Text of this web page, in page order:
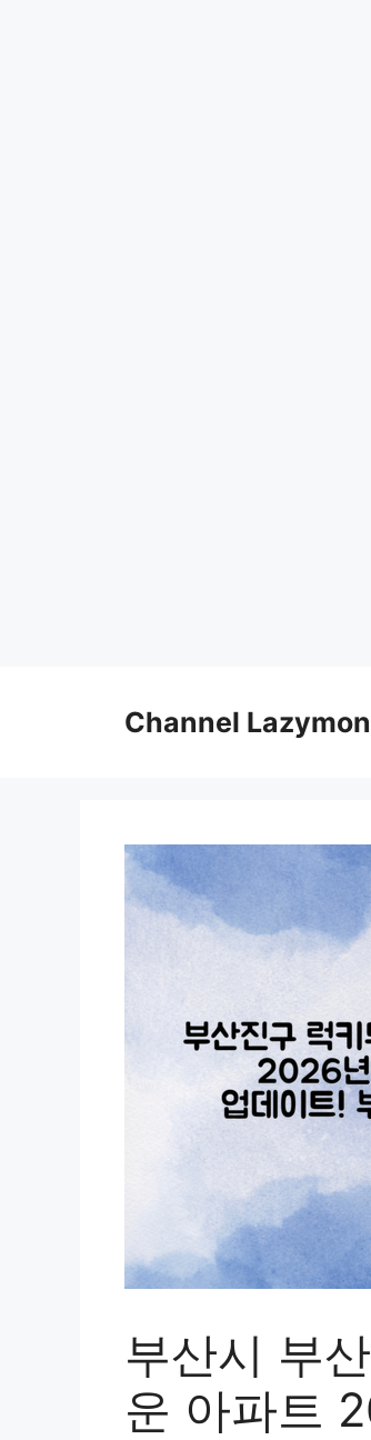
Channel
부산시 부
운 아파트